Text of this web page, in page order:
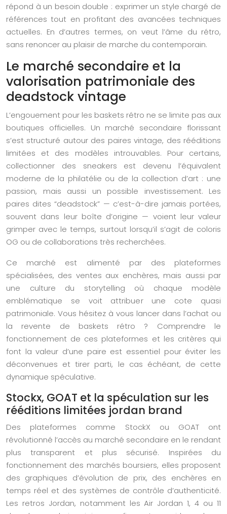
répond à un besoin double : exprimer un style chargé de
références tout en profitant des avancées techniques
actuelles. En d’autres termes, on veut l’âme du rétro,
sans renoncer au plaisir de marche du contemporain.
Le marché secondaire et la
valorisation patrimoniale des
deadstock vintage
L’engouement pour les baskets rétro ne se limite pas aux
boutiques officielles. Un marché secondaire florissant
s’est structuré autour des paires vintage, des rééditions
limitées et des modèles introuvables. Pour certains,
collectionner des sneakers est devenu l’équivalent
moderne de la philatélie ou de la collection d’art : une
passion, mais aussi un possible investissement. Les
paires dites “deadstock” — c’est-à-dire jamais portées,
souvent dans leur boîte d’origine — voient leur valeur
grimper avec le temps, surtout lorsqu’il s’agit de coloris
OG ou de collaborations très recherchées.
Ce marché est alimenté par des plateformes
spécialisées, des ventes aux enchères, mais aussi par
une culture du storytelling où chaque modèle
emblématique se voit attribuer une cote quasi
patrimoniale. Vous hésitez à vous lancer dans l’achat ou
la revente de baskets rétro ? Comprendre le
fonctionnement de ces plateformes et les critères qui
font la valeur d’une paire est essentiel pour éviter les
déconvenues et tirer parti, le cas échéant, de cette
dynamique spéculative.
Stockx, GOAT et la spéculation sur les
rééditions limitées jordan brand
Des plateformes comme StockX ou GOAT ont
révolutionné l’accès au marché secondaire en le rendant
plus transparent et plus sécurisé. Inspirées du
fonctionnement des marchés boursiers, elles proposent
des graphiques d’évolution de prix, des enchères en
temps réel et des systèmes de contrôle d’authenticité.
Les retros Jordan, notamment les Air Jordan 1, 4 ou 11